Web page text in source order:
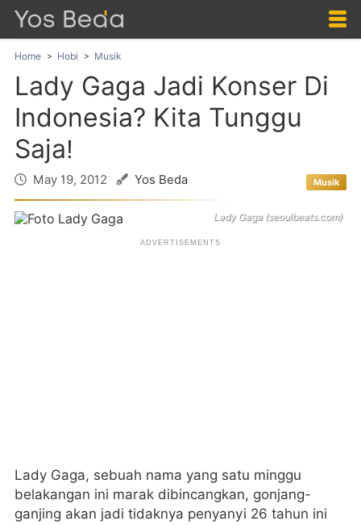
Home Hobi Musik
Lady Gaga Jadi Konser Di
Indonesia? Kita Tunggu
Saja!
May 19, 2012 Yos Beda Musik
Lady Gaga (seoulbeats.com)
Lady Gaga, sebuah nama yang satu minggu
belakangan ini marak dibincangkan, gonjang-
ganjing akan jadi tidaknya penyanyi 26 tahun ini